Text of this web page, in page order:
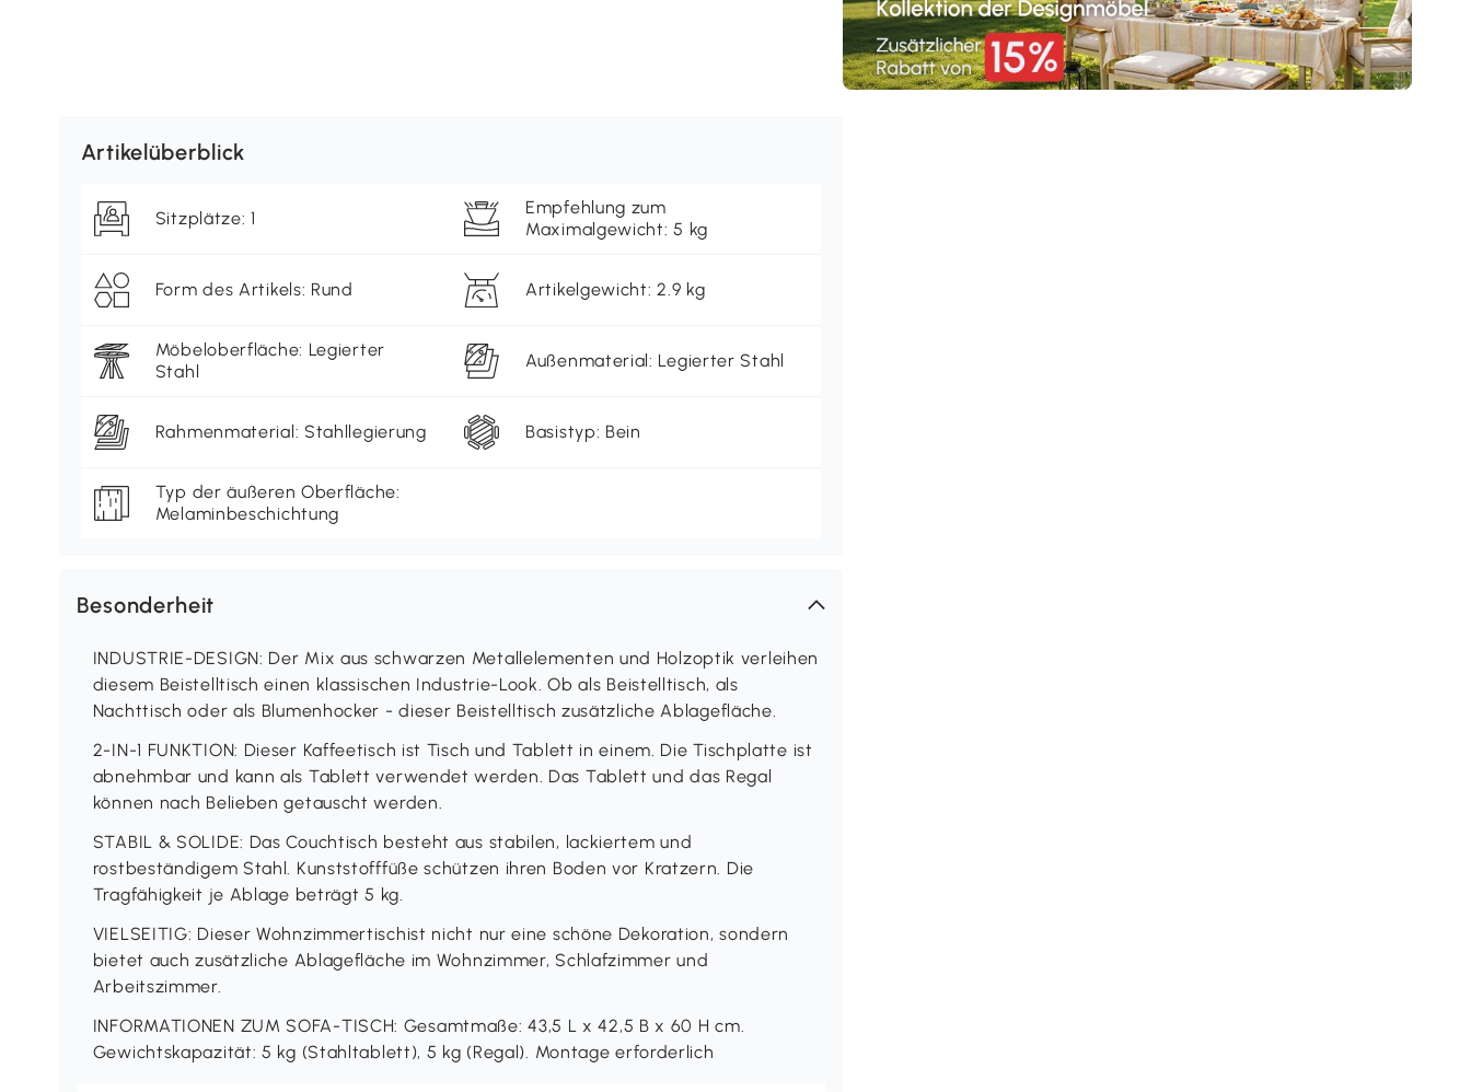
Artikelüberblick
Sitzplätze: 1
Empfehlung zum
Maximalgewicht: 5 kg
Form des Artikels: Rund Artikelgewicht: 2.9 kg
Möbeloberfläche: Legierter
Stahl
Außenmaterial: Legierter Stahl
Rahmenmaterial: Stahllegierung Basistyp: Bein
Typ der äußeren Oberfläche:
Melaminbeschichtung
Besonderheit
INDUSTRIE-DESIGN: Der Mix aus schwarzen Metallelementen und Holzoptik verleihen
diesem Beistelltisch einen klassischen Industrie-Look. Ob als Beistelltisch, als
Nachttisch oder als Blumenhocker - dieser Beistelltisch zusätzliche Ablagefläche.
2-IN-1 FUNKTION: Dieser Kaffeetisch ist Tisch und Tablett in einem. Die Tischplatte ist
abnehmbar und kann als Tablett verwendet werden. Das Tablett und das Regal
können nach Belieben getauscht werden.
STABIL & SOLIDE: Das Couchtisch besteht aus stabilen, lackiertem und
rostbeständigem Stahl. Kunststofffüße schützen ihren Boden vor Kratzern. Die
Tragfähigkeit je Ablage beträgt 5 kg.
VIELSEITIG: Dieser Wohnzimmertischist nicht nur eine schöne Dekoration, sondern
bietet auch zusätzliche Ablagefläche im Wohnzimmer, Schlafzimmer und
Arbeitszimmer.
INFORMATIONEN ZUM SOFA-TISCH: Gesamtmaße: 43,5 L x 42,5 B x 60 H cm.
Gewichtskapazität: 5 kg (Stahltablett), 5 kg (Regal). Montage erforderlich